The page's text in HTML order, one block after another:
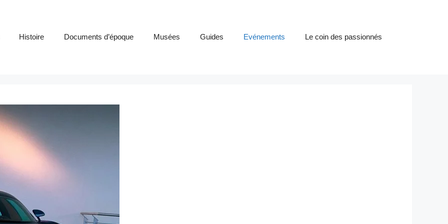
Histoire Documents d’époque Musées Guides Evénements Le coin des passionnés